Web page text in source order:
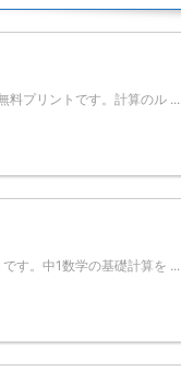
料プリントです。計算のル ...
す。中1数学の基礎計算を ...